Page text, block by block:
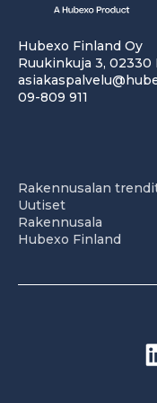
Hubexo Finland Oy
Ruukinkuja 3, 02330
09-809 911
Rakennusalan
Uutiset
Rakennusala
Hubexo Finland